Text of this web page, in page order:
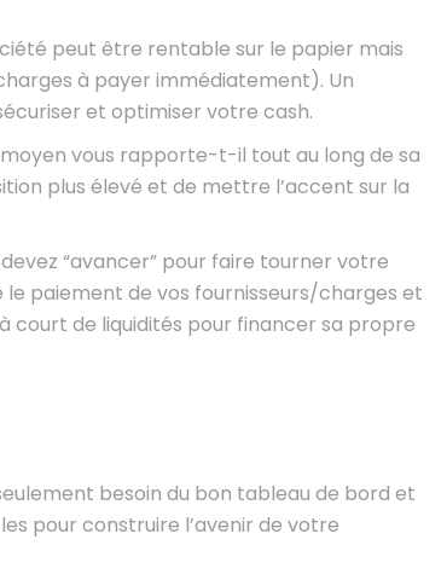
peut être rentable sur le papier mais
à payer immédiatement). Un
et optimiser votre cash.
vous rapporte-t-il tout au long de sa
plus élevé et de mettre l’accent sur la
“avancer” pour faire tourner votre
paiement de vos fournisseurs/charges et
court de liquidités pour financer sa propre
besoin du bon tableau de bord et
pour construire l’avenir de votre